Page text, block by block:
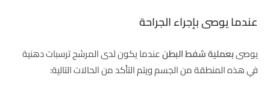
عندما يوصى بإجراء الجراحة
يوصىبعملية شفط البطنعندما يكون لدى المرشح ترسبات دهنية
في هذه المنطقة من الجسم ويتم التأكد من الحالات التالية: